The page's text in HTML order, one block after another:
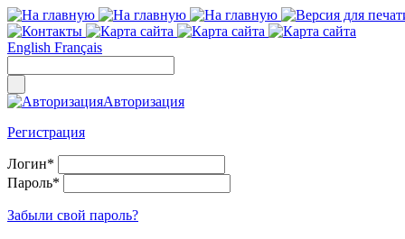
English Français
Авторизация
Регистрация
Логин*
Пароль*
Забыли свой пароль?